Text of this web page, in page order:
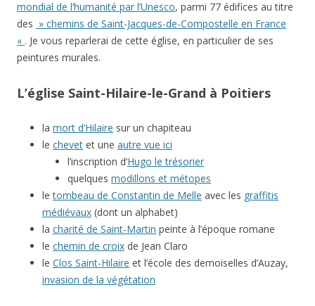
mondial de l’humanité par l’Unesco, parmi 77 édifices au titre
des » chemins de Saint-Jacques-de-Compostelle en France
« . Je vous reparlerai de cette église, en particulier de ses
peintures murales.
L’église Saint-Hilaire-le-Grand à Poitiers
la mort d’Hilaire sur un chapiteau
le chevet et une autre vue ici
l’inscription d’Hugo le trésorier
quelques modillons et métopes
letombeau de Constantin de Melle avec les graffitis
médiévaux (dont un alphabet)
la charité de Saint-Martin peinte à l’époque romane
le chemin de croix de Jean Claro
le Clos Saint-Hilaire et l’école des demoiselles d’Auzay,
invasion de la végétation